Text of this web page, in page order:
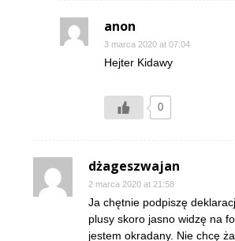
anon
3 marca 2020 at 07:04
Hejter Kidawy
0
dżageszwajan
2 marca 2020 at 21:58
Ja chętnie podpiszę
plusy skoro jasno widzę na
jestem okradany. Nie chcę